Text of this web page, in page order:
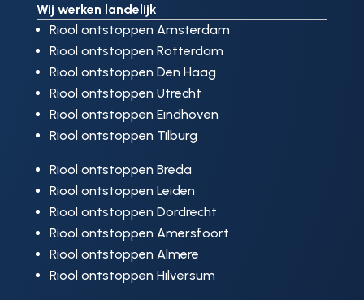
Wij werken landelijk
Riool ontstoppen Amsterdam
Riool ontstoppen Rotterdam
Riool ontstoppen Den Haag
Riool ontstoppen Utrecht
Riool ontstoppen Eindhoven
Riool ontstoppen Tilburg
Riool ontstoppen Breda
Riool ontstoppen Leiden
Riool ontstoppen Dordrecht
Riool ontstoppen Amersfoort
Riool ontstoppen Almere
Riool ontstoppen Hilversum